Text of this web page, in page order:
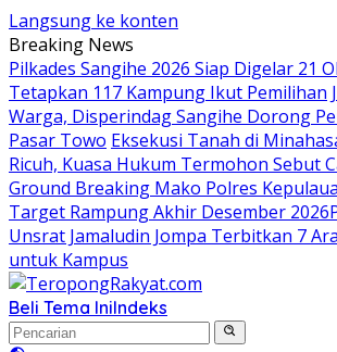
Langsung ke konten
Breaking News
Pilkades Sangihe 2026 Siap Digelar 21
Tetapkan 117 Kampung Ikut Pemilihan
Warga, Disperindag Sangihe Dorong
Pasar Towo Eksekusi Tanah di
Ricuh, Kuasa Hukum Termohon Sebut
Ground Breaking Mako Polres
Target Rampung Akhir Desember 2026
Unsrat Jamaludin Jompa Terbitkan 7
untuk Kampus
Beli Tema IniIndeks